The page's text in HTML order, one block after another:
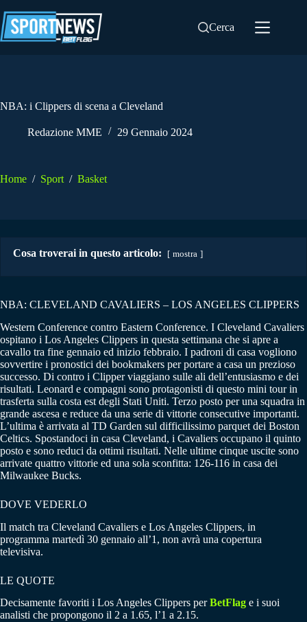
al
contenuto
Cerca
NBA: i Clippers di scena a Cleveland
Redazione MME 29 Gennaio 2024
Home / Sport / Basket
Cosa troverai in questo articolo: mostra
NBA: CLEVELAND CAVALIERS – LOS ANGELES CLIPPERS
Western Conference contro Eastern Conference. I Cleveland Cavaliers
ospitano i Los Angeles Clippers in questa settimana che si apre a
cavallo tra fine gennaio ed inizio febbraio. I padroni di casa vogliono
sovvertire i pronostici dei bookmakers per portare a casa un prezioso
successo. Di contro i Clipper viaggiano sulle ali dell’entusiasmo e dei
risultati. Leonard e compagni sono protagonisti di questo mini tour in
trasferta sulla costa est degli Stati Uniti. Terzo posto per una squadra in
grande ascesa e reduce da una serie di vittorie consecutive importanti.
L’ultima è arrivata al TD Garden sul difficilissimo parquet dei Boston
Celtics. Spostandoci in casa Cleveland, i Cavaliers occupano il quinto
posto e sono reduci da ottimi risultati. Nelle ultime cinque uscite sono
arrivate quattro vittorie ed una sola sconfitta: 126-116 in casa dei
Milwaukee Bucks.
DOVE VEDERLO
Il match tra Cleveland Cavaliers e Los Angeles Clippers, in
programma martedì 30 gennaio all’1, non avrà una copertura
televisiva.
LE QUOTE
Decisamente favoriti i Los Angeles Clippers perBetFlag e i suoi
analisti che propongono il 2 a 1.65, l’1 a 2.15.